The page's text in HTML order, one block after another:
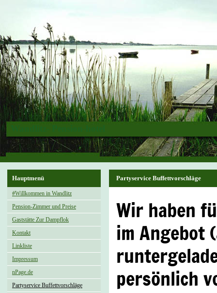
Hauptmenü
#Willkommen in Wandlitz
Pension-Zimmer und Preise
Gaststätte Zur Dampflok
Kontakt
Linkliste
Impressum
nPage.de
Partyservice Buffettvorschläge
Partyservice Buffettvorschläge
Wir haben
im Angebot
persönlich